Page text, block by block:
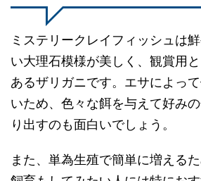
ミステリークレイフィッシュは
い大理石模様が美しく、観賞用
あるザリガニです。エサによっ
いため、色々な餌を与えて好み
り出すのも面白いでしょう。
また、単為生殖で簡単に増える